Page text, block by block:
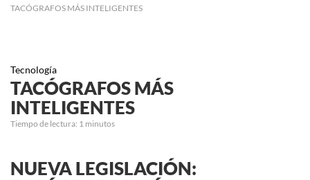
TACÓGRAFOS MÁS INTELIGENTES
Tecnología
TACÓGRAFOS MÁS
INTELIGENTES
Tiempo de lectura: 1 minutos
NUEVA LEGISLACIÓN: